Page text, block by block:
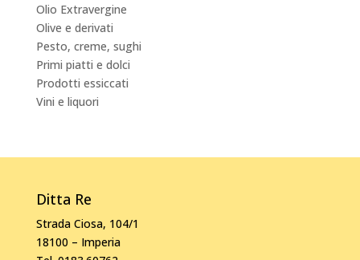
Olio Extravergine
Olive e derivati
Pesto, creme, sughi
Primi piatti e dolci
Prodotti essiccati
Vini e liquori
Ditta Re
Strada Ciosa, 104/1
18100 – Imperia